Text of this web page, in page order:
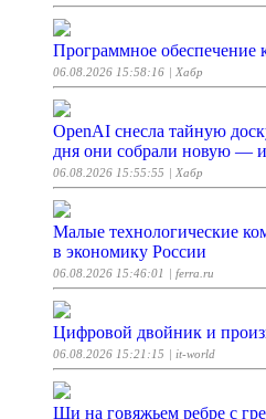
Программное обеспечение
06.08.2026 15:58:16 | Хабр
OpenAI снесла тайную
дня они собрали новую —
06.08.2026 15:55:55 | Хабр
Малые технологические
в экономику России
06.08.2026 15:46:01 | ferra.ru
Цифровой двойник и
06.08.2026 15:21:15 | it-world
Щи на говяжьем ребре с